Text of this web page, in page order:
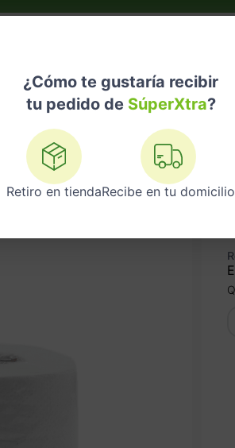
¿Cómo te gustaría recibir
tu pedido de SúperXtra?
Retiro en tiendaRecibe en tu domicilio
Marcas Telemedicina
Papel Higiénico Super Xtra 2